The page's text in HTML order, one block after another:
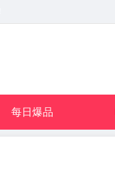
每日爆品